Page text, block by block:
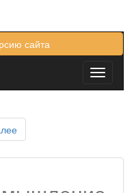
сайта
Toggle